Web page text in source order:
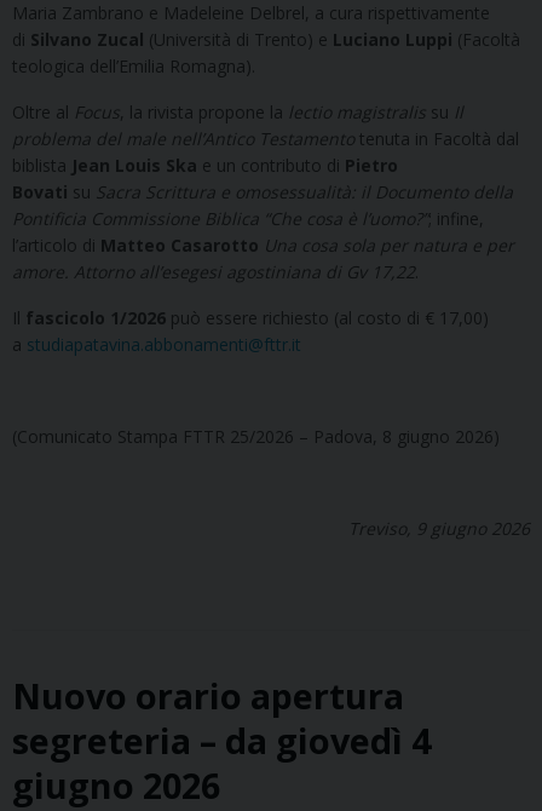
Maria Zambrano e Madeleine Delbrel, a cura rispettivamente
di Silvano Zucal (Università di Trento) e Luciano Luppi (Facoltà
teologica dell’Emilia Romagna).
Oltre al Focus, la rivista propone la lectio magistralis su Il
problema del male nell’Antico Testamento tenuta in Facoltà dal
biblista Jean Louis Ska e un contributo di Pietro
Bovati su Sacra Scrittura e omosessualità: il Documento della
Pontificia Commissione Biblica “Che cosa è l’uomo?”; infine,
l’articolo di Matteo Casarotto Una cosa sola per natura e per
amore. Attorno all’esegesi agostiniana di Gv 17,22.
Il fascicolo 1/2026 può essere richiesto (al costo di € 17,00)
a studiapatavina.abbonamenti@fttr.it
(Comunicato Stampa FTTR 25/2026 – Padova, 8 giugno 2026)
Treviso, 9 giugno 2026
Nuovo orario apertura
segreteria – da giovedì 4
giugno 2026